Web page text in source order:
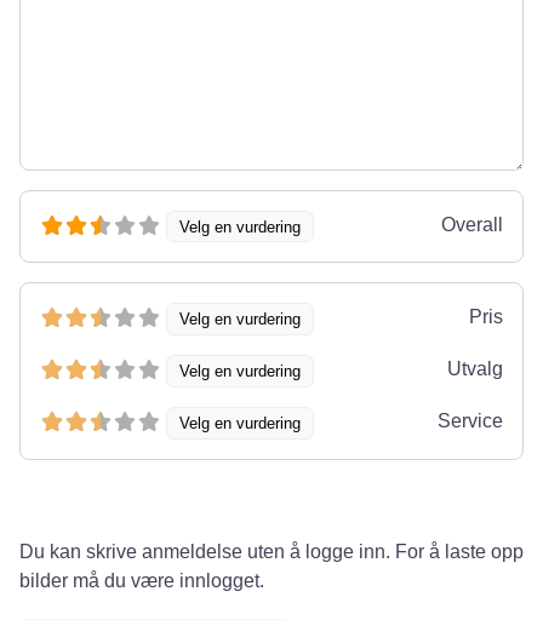
Velg en vurdering Overall
Velg en vurdering Pris
Velg en vurdering Utvalg
Velg en vurdering Service
Du kan skrive anmeldelse uten å logge inn. For å laste opp
bilder må du være innlogget.